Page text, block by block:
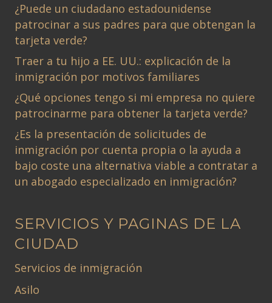
¿Puede un ciudadano estadounidense
patrocinar a sus padres para que obtengan la
tarjeta verde?
Traer a tu hijo a EE. UU.: explicación de la
inmigración por motivos familiares
¿Qué opciones tengo si mi empresa no quiere
patrocinarme para obtener la tarjeta verde?
¿Es la presentación de solicitudes de
inmigración por cuenta propia o la ayuda a
bajo coste una alternativa viable a contratar a
un abogado especializado en inmigración?
SERVICIOS Y PAGINAS DE LA
CIUDAD
Servicios de inmigración
Asilo